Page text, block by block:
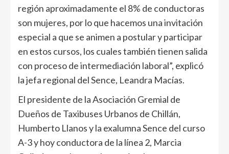
región aproximadamente el 8% de conductoras
son mujeres, por lo que hacemos una invitación
especial a que se animen a postular y participar
en estos cursos, los cuales también tienen salida
con proceso de intermediación laboral”, explicó
la jefa regional del Sence, Leandra Macías.
El presidente de la Asociación Gremial de
Dueños de Taxibuses Urbanos de Chillán,
Humberto Llanos y la exalumna Sence del curso
A-3 y hoy conductora de la línea 2, Marcia